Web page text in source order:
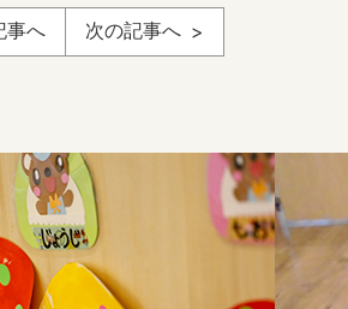
事へ 次の記事へ